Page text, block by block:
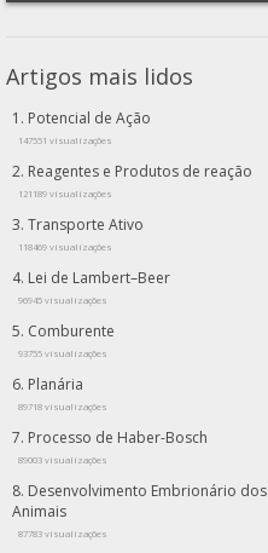
Artigos mais lidos
Potencial de Ação
147551 visualizações
Reagentes e Produtos de reação
121189 visualizações
Transporte Ativo
118469 visualizações
Lei de Lambert–Beer
96945 visualizações
Comburente
93755 visualizações
Planária
89718 visualizações
Processo de Haber-Bosch
89003 visualizações
Desenvolvimento Embrionário dos
Animais
87783 visualizações